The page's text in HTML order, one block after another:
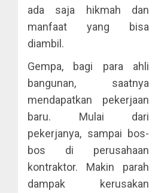
ada saja hikmah dan
manfaat yang bisa
diambil.
Gempa, bagi para ahli
bangunan, saatnya
mendapatkan pekerjaan
baru. Mulai dari
pekerjanya, sampai bos-
bos di perusahaan
kontraktor. Makin parah
dampak kerusakan